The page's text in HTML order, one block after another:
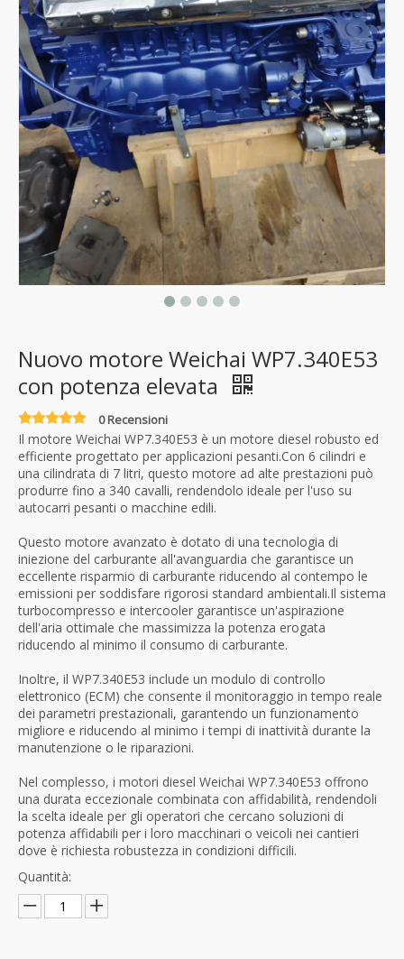
Nuovo motore Weichai WP7.340E53
con potenza elevata
0 Recensioni
Il motore Weichai WP7.340E53 è un motore diesel robusto ed
efficiente progettato per applicazioni pesanti.Con 6 cilindri e
una cilindrata di 7 litri, questo motore ad alte prestazioni può
produrre fino a 340 cavalli, rendendolo ideale per l'uso su
autocarri pesanti o macchine edili.
Questo motore avanzato è dotato di una tecnologia di
iniezione del carburante all'avanguardia che garantisce un
eccellente risparmio di carburante riducendo al contempo le
emissioni per soddisfare rigorosi standard ambientali.Il sistema
turbocompresso e intercooler garantisce un'aspirazione
dell'aria ottimale che massimizza la potenza erogata
riducendo al minimo il consumo di carburante.
Inoltre, il WP7.340E53 include un modulo di controllo
elettronico (ECM) che consente il monitoraggio in tempo reale
dei parametri prestazionali, garantendo un funzionamento
migliore e riducendo al minimo i tempi di inattività durante la
manutenzione o le riparazioni.
Nel complesso, i motori diesel Weichai WP7.340E53 offrono
una durata eccezionale combinata con affidabilità, rendendoli
la scelta ideale per gli operatori che cercano soluzioni di
potenza affidabili per i loro macchinari o veicoli nei cantieri
dove è richiesta robustezza in condizioni difficili.
Quantità: